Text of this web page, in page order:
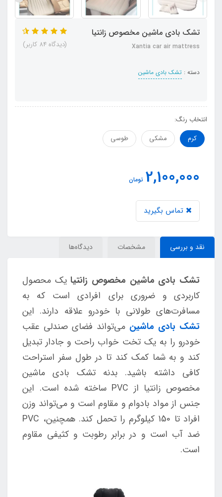
تشک بادی ماشین مخصوص زانتیا
Xantia car air mattress
دسته : تشک بادی ماشین
(دیدگاه 84 کاربر)
انتخاب رنگ:
کرم
مشکی طوسی
2,100,000 تومان
تماس بگیرید
نقد و بررسی مشخصات دیدگاه‌ها
تشک بادی ماشین مخصوص زانتیایک محصول
کاربردی و ضروری برای افرادی است که به
مسافرت‌های طولانی با خودرو علاقه دارند. این
تشک بادی ماشین می‌تواند فضای صندلی عقب
خودرو را به یک تخت‌ خواب راحت و جادار تبدیل
کند و به شما کمک کند تا در طول سفر استراحت
کافی داشته باشید. بدنه تشک بادی ماشین
مخصوص زانتیا از PVC ساخته شده است. این
جنس از مواد بادوام و مقاوم است و می‌تواند وزن
افراد تا 150 کیلوگرم را تحمل کند. همچنین، PVC
ضد آب است و در برابر رطوبت و کثیفی مقاوم
است.